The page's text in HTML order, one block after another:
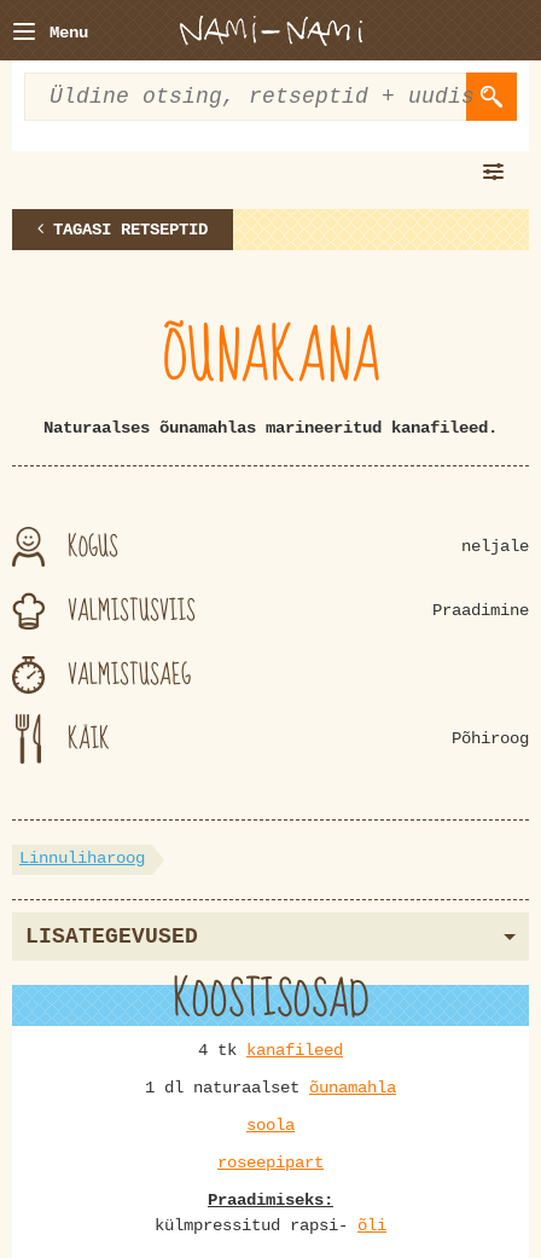
Menu
TAGASI RETSEPTID
ÕUNAKANA
Naturaalses õunamahlas marineeritud kanafileed.
KOGUS neljale
VALMISTUSVIIS Praadimine
VALMISTUSAEG
KÄIK
Põhiroog
Linnuliharoog
LISATEGEVUSED
KOOSTISOSAD
4 tk
kanafileed
1 dl naturaalset õunamahla
soola
roseepipart
Praadimiseks:
külmpressitud rapsi- õli